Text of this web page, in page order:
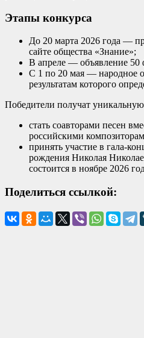
Этапы конкурса
До 20 марта 2026 года —
сайте общества «Знание»;
В апреле — объявление 50
С 1 по 20 мая — народное
результатам которого
Победители получат
стать соавторами песен
российскими
принять участие в гала-
рождения Николая
состоится в ноябре 2026
Поделиться ссылкой: